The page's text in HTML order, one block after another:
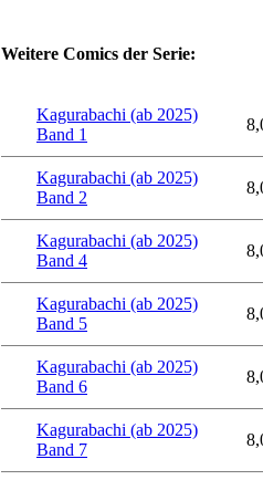
Weitere Comics der Serie:
Kagurabachi (ab 2025)
Band 1
Kagurabachi (ab 2025)
Band 2
Kagurabachi (ab 2025)
Band 4
Kagurabachi (ab 2025)
Band 5
Kagurabachi (ab 2025)
Band 6
Kagurabachi (ab 2025)
Band 7